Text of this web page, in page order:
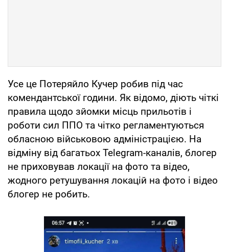
Усе це Потеряйло Кучер робив під час
комендантської години. Як відомо, діють чіткі
правила щодо зйомки місць прильотів і
роботи сил ППО та чітко регламентуються
обласною військовою адміністрацією. На
відміну від багатьох Telegram-каналів, блогер
не приховував локації на фото та відео,
жодного ретушування локацій на фото і відео
блогер не робить.